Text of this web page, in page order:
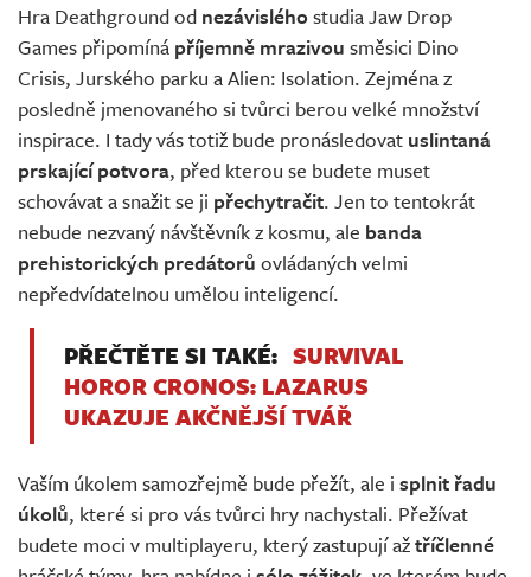
Hra Deathground od nezávislého studia Jaw Drop
Games připomíná příjemně mrazivou směsici Dino
Crisis, Jurského parku a Alien: Isolation. Zejména z
posledně jmenovaného si tvůrci berou velké množství
inspirace. I tady vás totiž bude pronásledovat uslintaná
prskající potvora, před kterou se budete muset
schovávat a snažit se ji přechytračit. Jen to tentokrát
nebude nezvaný návštěvník z kosmu, ale banda
prehistorických predátorů ovládaných velmi
nepředvídatelnou umělou inteligencí.
PŘEČTĚTE SI TAKÉ: SURVIVAL
HOROR CRONOS: LAZARUS
UKAZUJE AKČNĚJŠÍ TVÁŘ
Vaším úkolem samozřejmě bude přežít, ale i splnit řadu
úkolů, které si pro vás tvůrci hry nachystali. Přežívat
budete moci v multiplayeru, který zastupují ažtříčlenné